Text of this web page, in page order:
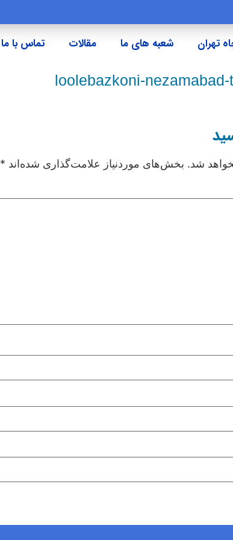
تهران شعبه های ما مقالات تماس با ما
loolebazkoni-
شد. بخش‌های موردنیاز علامت‌گذاری شده‌اند *